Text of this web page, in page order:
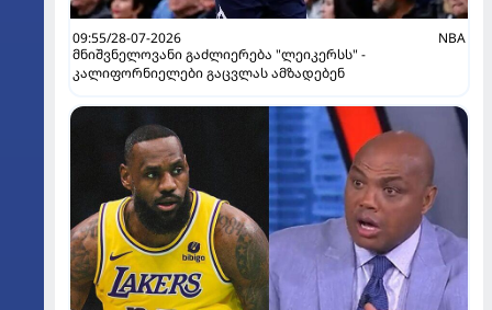
09:55/28-07-2026
NBA
მნიშვნელოვანი გაძლიერება "ლეიკერსს" -
კალიფორნიელები გაცვლას ამზადებენ